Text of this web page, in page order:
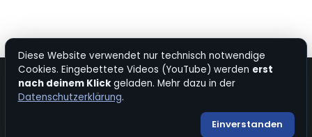
© Copyright 2026. All Rights Reserved.
Bevorzugte Quelle bei Google
Diese Website verwendet nur technisch notwendige
Cookies. Eingebettete Videos (YouTube) werden erst
nach deinem Klickgeladen. Mehr dazu in der
Datenschutzerklärung.
Einverstanden